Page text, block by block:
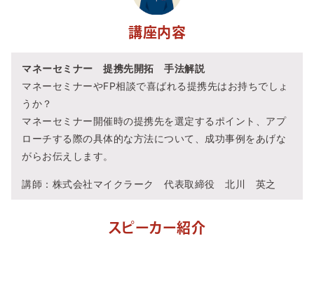
講座内容
マネーセミナー 提携先開拓 手法解説
マネーセミナーやFP相談で喜ばれる提携先はお持ちでしょ
うか？
マネーセミナー開催時の提携先を選定するポイント、アプ
ローチする際の具体的な方法について、成功事例をあげな
がらお伝えします。
講師：株式会社マイクラーク 代表取締役 北川 英之
スピーカー紹介